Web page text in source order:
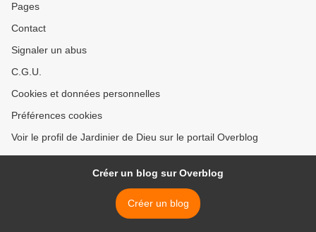
Pages
Contact
Signaler un abus
C.G.U.
Cookies et données personnelles
Préférences cookies
Voir le profil de Jardinier de Dieu sur le portail Overblog
Créer un blog sur Overblog
Créer un blog